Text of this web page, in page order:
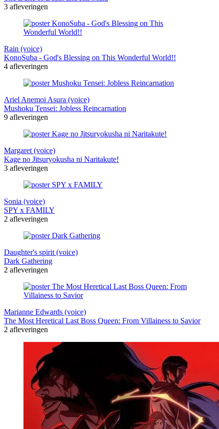
3 afleveringen
Rain (voice)
KonoSuba - God's Blessing on This Wonderful World!!
4 afleveringen
Ariel Anemoi Asura (voice)
Mushoku Tensei: Jobless Reincarnation
9 afleveringen
Margaret (voice)
Kage no Jitsuryokusha ni Naritakute!
3 afleveringen
Sonia (voice)
SPY x FAMILY
2 afleveringen
Daughter's spirit (voice)
Dark Gathering
2 afleveringen
Marianne Edwards (voice)
The Most Heretical Last Boss Queen: From Villainess to Savior
2 afleveringen